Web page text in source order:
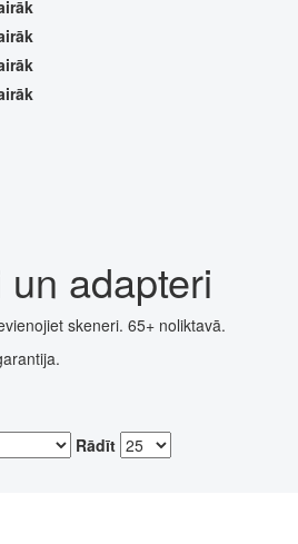
adapteri
skeneri. 65+ noliktavā.
Rādīt